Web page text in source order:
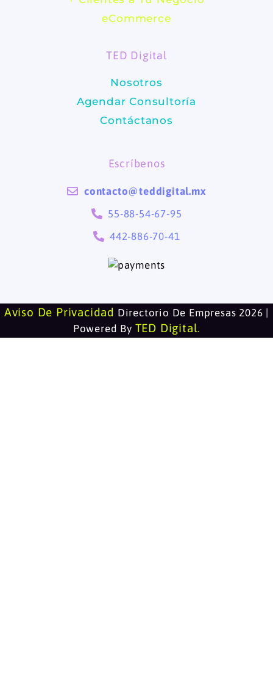
b
o
k
a
r
a
m
eCommerce
TED Digital
Nosotros
Agendar Consultoría
Contáctanos
Escríbenos
contacto@teddigital.mx
55-88-54-67-95
442-886-70-41
Aviso De Privacidad Directorio De Empresas 2026 |
Powered By TED Digital.